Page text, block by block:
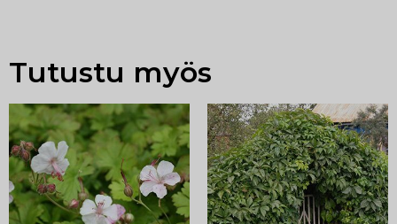
Tutustu myös